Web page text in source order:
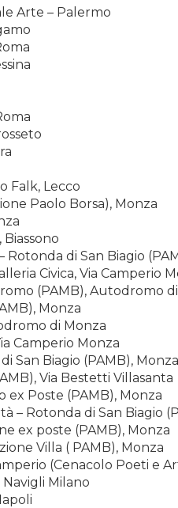
Arte – Palermo
Falk, Lecco
Paolo Borsa), Monza
Biassono
Rotonda di San Biagio
Civica, Via Camperio
(PAMB), Autodromo
Monza
di Monza
Camperio Monza
San Biagio (PAMB), Monza
Via Bestetti Villasanta
ex Poste (PAMB), Monza
– Rotonda di San Biagio
ex poste (PAMB), Monza
Villa ( PAMB), Monza
(Cenacolo Poeti e
Navigli Milano